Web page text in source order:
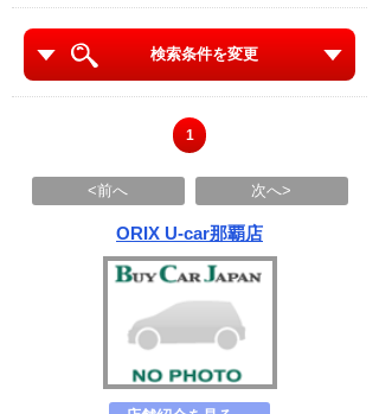
検索条件を変更
1
<前へ 次へ>
ORIX U-car那覇店